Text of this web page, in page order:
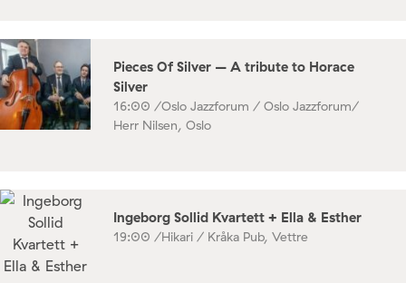
Pieces Of Silver – A tribute to Horace
Silver
16:00 /Oslo Jazzforum / Oslo Jazzforum/
Herr Nilsen, Oslo
Ingeborg Sollid Kvartett + Ella & Esther
19:00 /Hikari / Kråka Pub, Vettre